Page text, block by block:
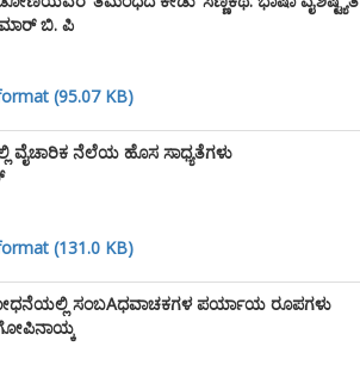
‘ತಮಂಧದ ಕೇಡು’ ಸಣ್ಣಕಥೆ: ಭಾಷಾ ವೈಶಿಷ್ಟ್ಯತೆ
ಬಿ. ಪಿ
(95.07 KB)
ವೈಚಾರಿಕ ನೆಲೆಯ ಹೊಸ ಸಾಧ್ಯತೆಗಳು
(131.0 KB)
ಸಂಬAಧವಾಚಕಗಳ ಪರ್ಯಾಯ ರೂಪಗಳು